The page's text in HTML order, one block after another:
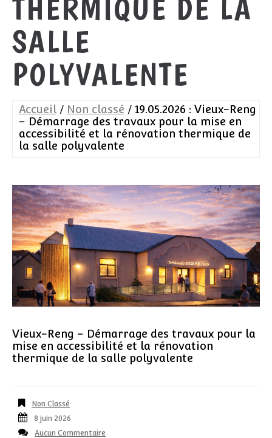
THERMIQUE DE LA
SALLE
POLYVALENTE
Accueil Non classé
19.05.2026 : Vieux-Reng
– Démarrage des travaux pour la mise en
accessibilité et la rénovation thermique de
la salle polyvalente
Vieux-Reng – Démarrage des travaux pour la
mise en accessibilité et la rénovation
thermique de la salle polyvalente
Non Classé
8 juin 2026
Aucun Commentaire